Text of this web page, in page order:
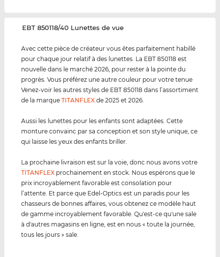
‌EBT 850118/40 Lunettes de vue
Avec cette pièce de créateur vous êtes parfaitement habillé
pour chaque jour relatif à des lunettes. La EBT 850118 est
nouvelle dans le marché 2026, pour rester à la pointe du
progrès. Vous préférez une autre couleur pour votre tenue
Venez-voir les autres styles de EBT 850118 dans l’assortiment
de la marqueTITANFLEX de 2025 et 2026.
Aussi les lunettes pour les enfants sont adaptées. Cette
monture convainc par sa conception et son style unique, ce
qui laisse les yeux des enfants briller.
La prochaine livraison est sur la voie, donc nous avons votre
TITANFLEX prochainement en stock. Nous espérons que le
prix incroyablement favorable est consolation pour
l’attente. Et parce que Edel-Optics est un paradis pour les
chasseurs de bonnes affaires, vous obtenez ce modèle haut
de gamme incroyablement favorable. Qu'est-ce qu'une sale
à d'autres magasins en ligne, est en nous « toute la journée,
tous les jours » sale.